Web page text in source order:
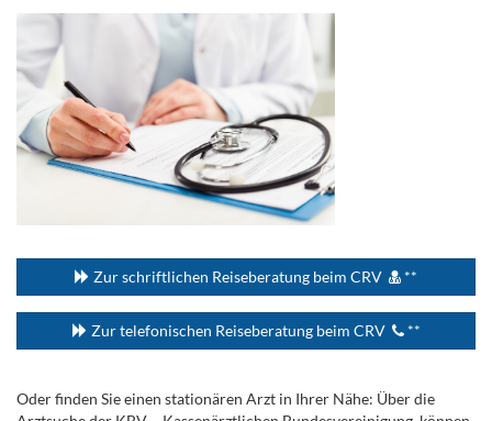
Zur schriftlichen Reiseberatung beim CRV **
Zur telefonischen Reiseberatung beim CRV **
Oder finden Sie einen stationären Arzt in Ihrer Nähe: Über die